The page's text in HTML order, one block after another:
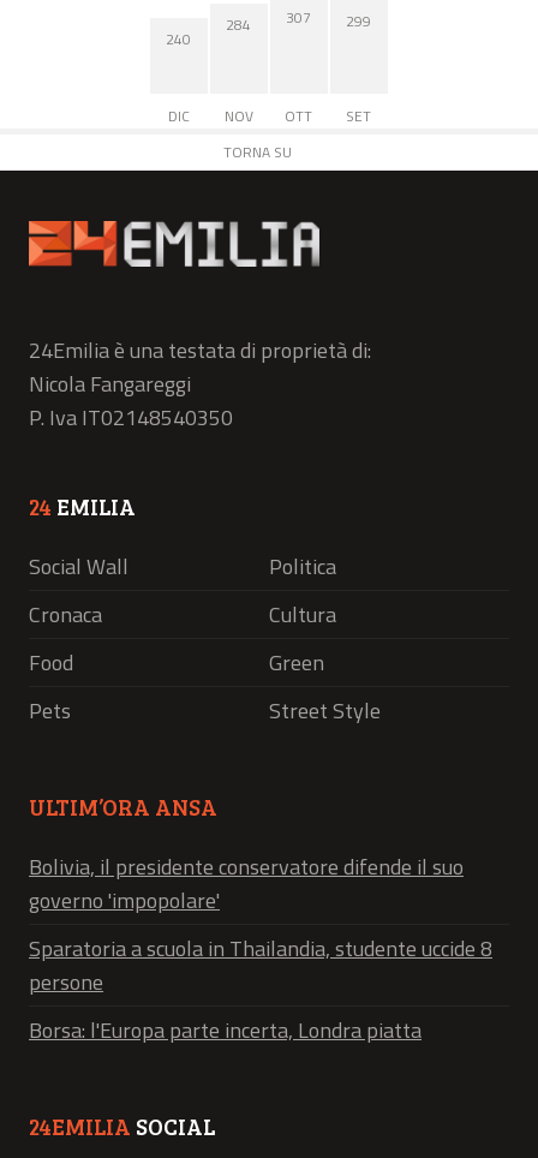
240
DIC
284
NOV
307
OTT
299
SET
TORNA SU
24Emilia è una testata di proprietà di:
Nicola Fangareggi
P. Iva IT02148540350
24 EMILIA
Social Wall
Politica
Cronaca
Cultura
Food
Green
Pets
Street Style
ULTIM’ORA ANSA
Bolivia, il presidente conservatore difende il suo
governo 'impopolare'
Sparatoria a scuola in Thailandia, studente uccide 8
persone
Borsa: l'Europa parte incerta, Londra piatta
24EMILIA SOCIAL